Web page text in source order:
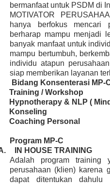
bermanfaat untuk PSDM di
MOTIVATOR
hanya berfokus mencari
berharap mampu menjadi
banyak manfaat untuk
mampu bertumbuh,
individu atapun
siap memberikan layanan
Bidang Konsenterasi MP-
Training / Workshop
Hypnotherapy & NLP (
Konseling
Coaching Personal
Program MP-C
IN HOUSE TRAINING
Adalah program training
perusahaan (klien) karena
dapat ditentukan